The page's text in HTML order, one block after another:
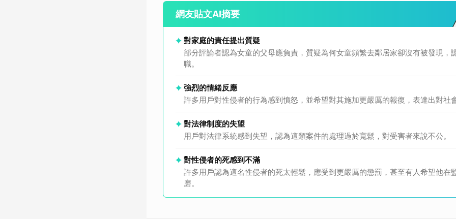
網友貼文AI摘要
對家庭的責任提出質疑
部分評論者認為女童的父母應負責，質疑為何女童頻繁去鄰居家卻沒有被發現，
職。
強烈的情緒反應
許多用戶對性侵者的行為感到憤怒，並希望對其施加更嚴厲的報復，表達出對社
對法律制度的失望
用戶對法律系統感到失望，認為這類案件的處理過於寬鬆，對受害者來說不公。
對性侵者的死感到不滿
許多用戶認為這名性侵者的死太輕鬆，應受到更嚴厲的懲罰，甚至有人希望他在
磨。